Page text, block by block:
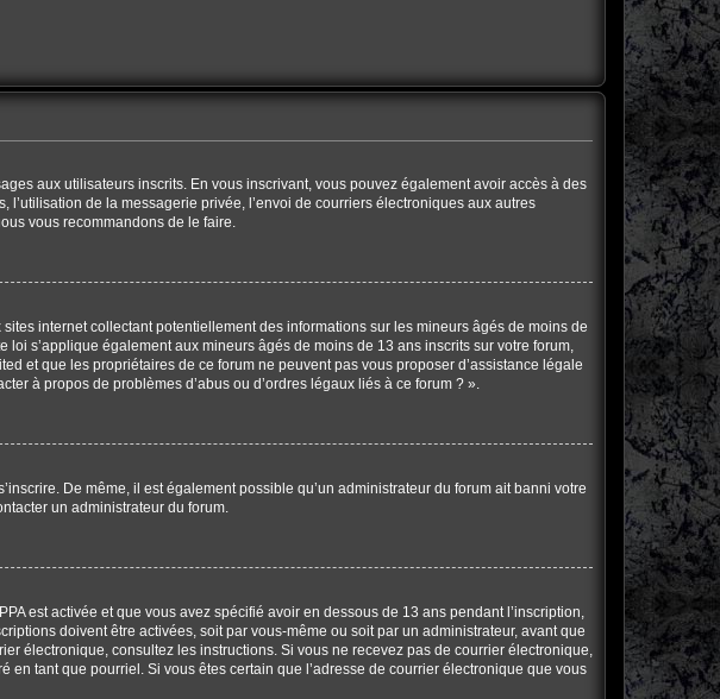
aux utilisateurs inscrits. En vous inscrivant, vous pouvez également avoir accès à des
de la messagerie privée, l’envoi de courriers électroniques aux autres
vous recommandons de le faire.
internet collectant potentiellement des informations sur les mineurs âgés de moins de
s’applique également aux mineurs âgés de moins de 13 ans inscrits sur votre forum,
et que les propriétaires de ce forum ne peuvent pas vous proposer d’assistance légale
à propos de problèmes d’abus ou d’ordres légaux liés à ce forum ? ».
De même, il est également possible qu’un administrateur du forum ait banni votre
un administrateur du forum.
est activée et que vous avez spécifié avoir en dessous de 13 ans pendant l’inscription,
doivent être activées, soit par vous-même ou soit par un administrateur, avant que
électronique, consultez les instructions. Si vous ne recevez pas de courrier électronique,
tant que pourriel. Si vous êtes certain que l’adresse de courrier électronique que vous